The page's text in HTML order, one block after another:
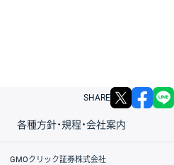
SHARE X
各種方針・規程・会社案内
取引規程・約款
サイトマップ
その他のご案内
個人情報保護方針
最良執行方針
サイトのご利用について
ディスクレイマー
信託保全
リスク説明
会社案内
GMOクリック証券株式会社